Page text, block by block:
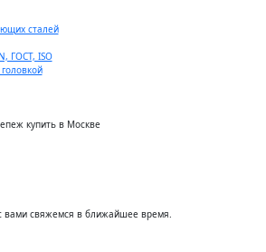
сталей
ГОСТ, ISO
купить в Москве
вами свяжемся в ближайшее время.